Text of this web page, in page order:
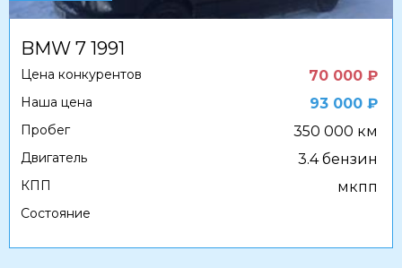
BMW 7 1991
Цена конкурентов 70 000 ₽
Наша цена 93 000 ₽
Пробег 350 000 км
Двигатель 3.4 бензин
КПП мкпп
Состояние